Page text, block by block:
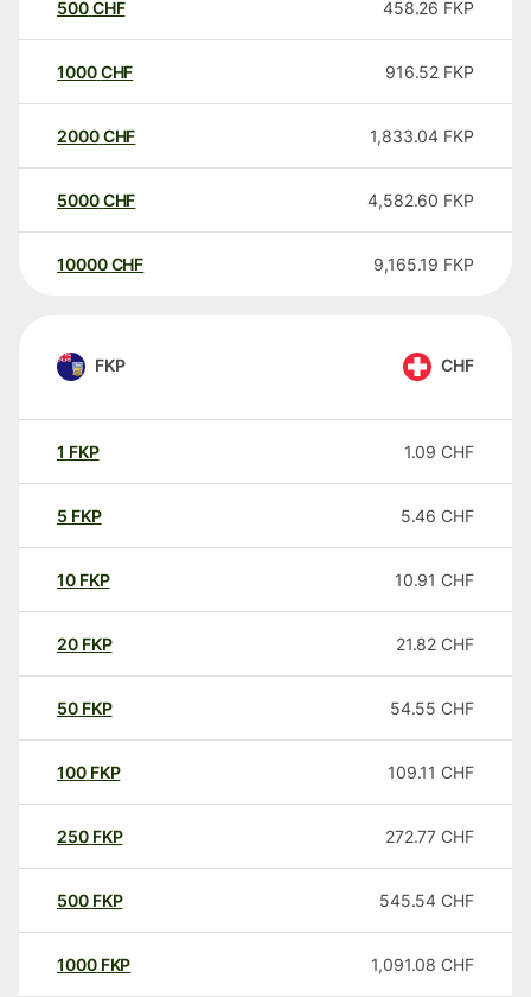
500CHF 458.26 FKP
1000CHF 916.52 FKP
2000CHF 1,833.04 FKP
5000CHF 4,582.60 FKP
10000 CHF 9,165.19 FKP
FKP CHF
1 FKP 1.09 CHF
5 FKP 5.46 CHF
10 FKP 10.91 CHF
20 FKP 21.82 CHF
50 FKP 54.55 CHF
100 FKP 109.11 CHF
250 FKP 272.77 CHF
500 FKP 545.54 CHF
1000 FKP 1,091.08 CHF